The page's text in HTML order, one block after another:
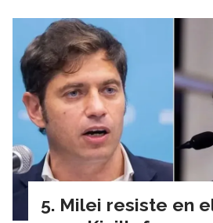
Milei resiste en